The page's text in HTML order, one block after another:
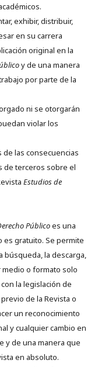
exhibir, distribuir,
en su carrera
original en la
y de una manera
por parte de la
ni se otorgarán
violar los
las consecuencias
de terceros sobre el
Estudios de
Públicoes una
es gratuito. Se permite
búsqueda, la descarga,
o formato solo
la legislación de
de la Revista o
un reconocimiento
y cualquier cambio en
y de una manera que
en absoluto.